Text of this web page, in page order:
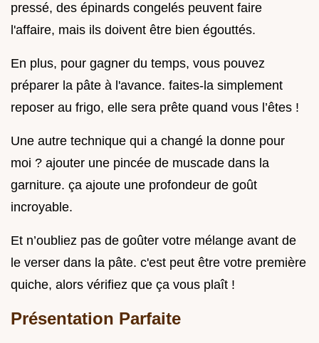
pressé, des épinards congelés peuvent faire
l'affaire, mais ils doivent être bien égouttés.
En plus, pour gagner du temps, vous pouvez
préparer la pâte à l'avance. faites-la simplement
reposer au frigo, elle sera prête quand vous l’êtes !
Une autre technique qui a changé la donne pour
moi ? ajouter une pincée de muscade dans la
garniture. ça ajoute une profondeur de goût
incroyable.
Et n’oubliez pas de goûter votre mélange avant de
le verser dans la pâte. c'est peut être votre première
quiche, alors vérifiez que ça vous plaît !
Présentation Parfaite